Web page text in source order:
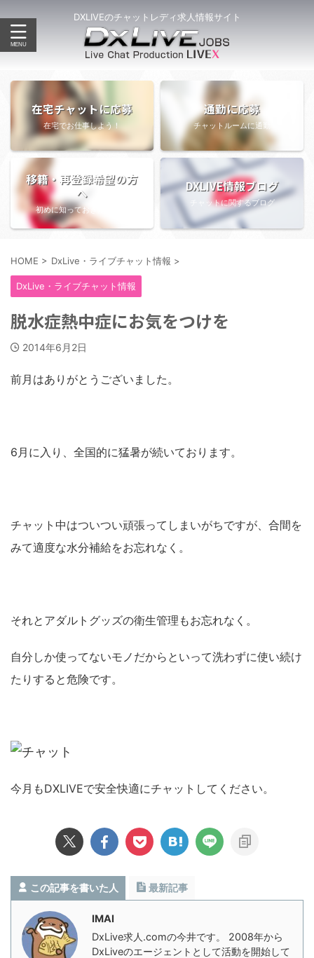
DXLIVEのチャットレディ求人情報サイト
在宅チャットに応募
在宅でお仕事しよう！
通勤に応募
チャットルームに通勤
移籍・再登録希望の方
へ
初めに知っておきたい情報
DXLIVE情報ブログ
チャットに関するブログ
HOME > DxLive・ライブチャット情報 >
DxLive・ライブチャット情報
脱水症熱中症にお気をつけを
2014年6月2日
前月はありがとうございました。
6月に入り、全国的に猛暑が続いております。
チャット中はついつい頑張ってしまいがちですが、合間を
みて適度な水分補給をお忘れなく。
それとアダルトグッズの衛生管理もお忘れなく。
自分しか使ってないモノだからといって洗わずに使い続け
たりすると危険です。
今月もDXLIVEで安全快適にチャットしてください。
この記事を書いた人 最新記事
IMAI
DxLive求人.comの今井です。 2008年から
DxLiveのエージェントとして活動を開始して